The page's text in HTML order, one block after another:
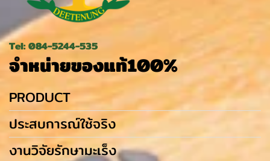
Tel: 084-5244-535
จำหน่ายของแท้100%
PRODUCT
ประสบการณ์ใช้จริง
งานวิจัยรักษามะเร็ง